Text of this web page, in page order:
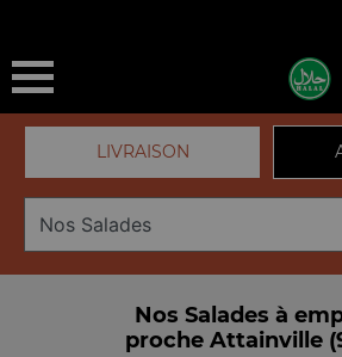
LIVRAISON
Nos Salades à
proche Attainville